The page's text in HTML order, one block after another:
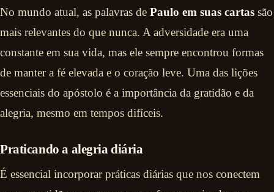
No mundo atual, as palavras de Paulo em suas cartas são
mais relevantes do que nunca. A adversidade era uma
constante em sua vida, mas ele sempre encontrou formas
de manter a fé elevada e o coração leve. Uma das lições
essenciais do apóstolo é a importância da gratidão e da
alegria, mesmo em tempos difíceis.
Praticando a alegria diária
É essencial incorporar práticas diárias que nos conectem